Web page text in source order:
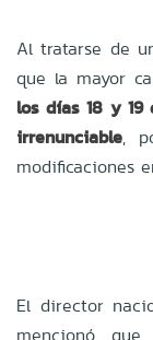
Al tratarse de
que la mayor
los días 18 y
irrenunciable,
modificaciones
El director
mencionó